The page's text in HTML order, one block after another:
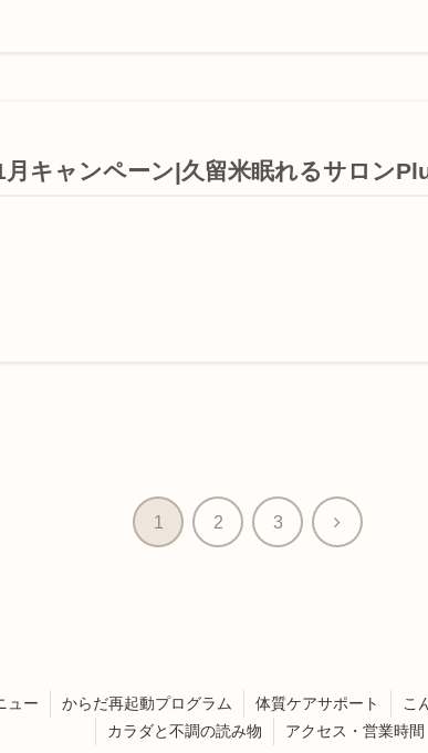
月キャンペーン|久留米眠れるサロン
1 2 3 次
ュー からだ再起動プログラム 体質ケアサポート こ
カラダと不調の読み物
アクセス・営業時間